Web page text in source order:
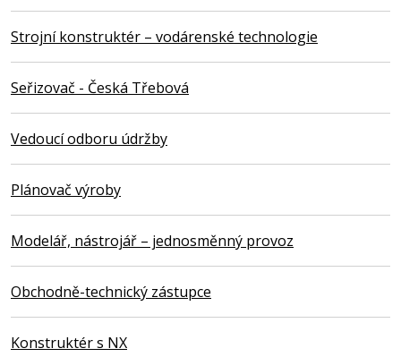
Strojní konstruktér – vodárenské technologie
Seřizovač - Česká Třebová
Vedoucí odboru údržby
Plánovač výroby
Modelář, nástrojář – jednosměnný provoz
Obchodně-technický zástupce
Konstruktér s NX